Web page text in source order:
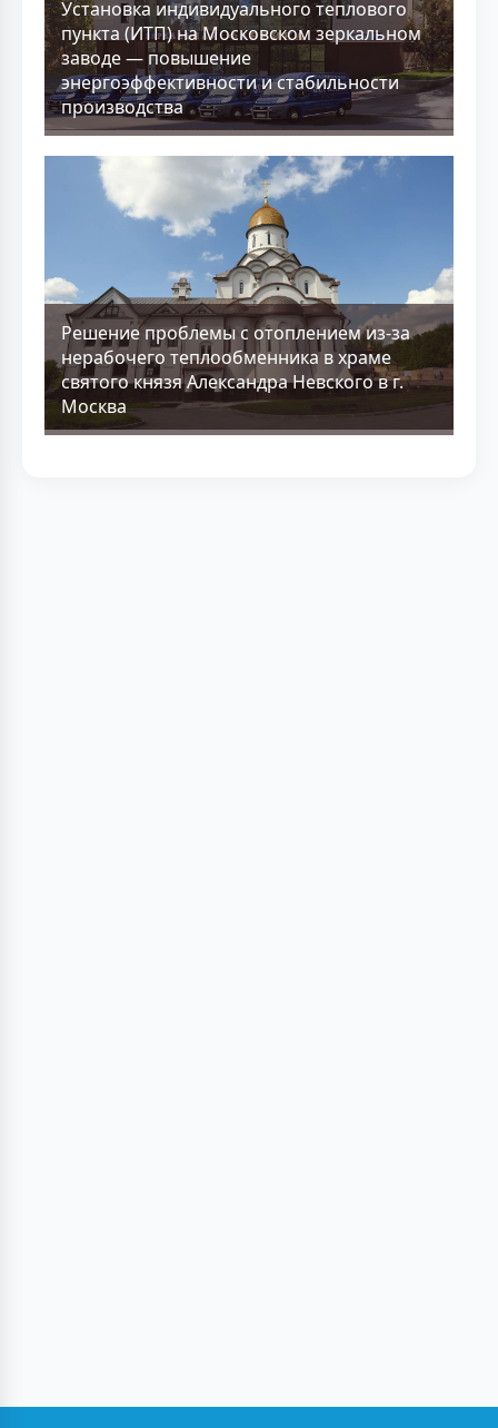
Установка индивидуального теплового
пункта (ИТП) на Московском зеркальном
заводе — повышение
энергоэффективности и стабильности
производства
Решение проблемы с отоплением из-за
нерабочего теплообменника в храме
святого князя Александра Невского в г.
Москва